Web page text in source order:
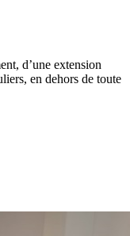
d’une extension
en dehors de toute